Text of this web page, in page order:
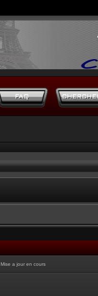
Mise a jour en cours